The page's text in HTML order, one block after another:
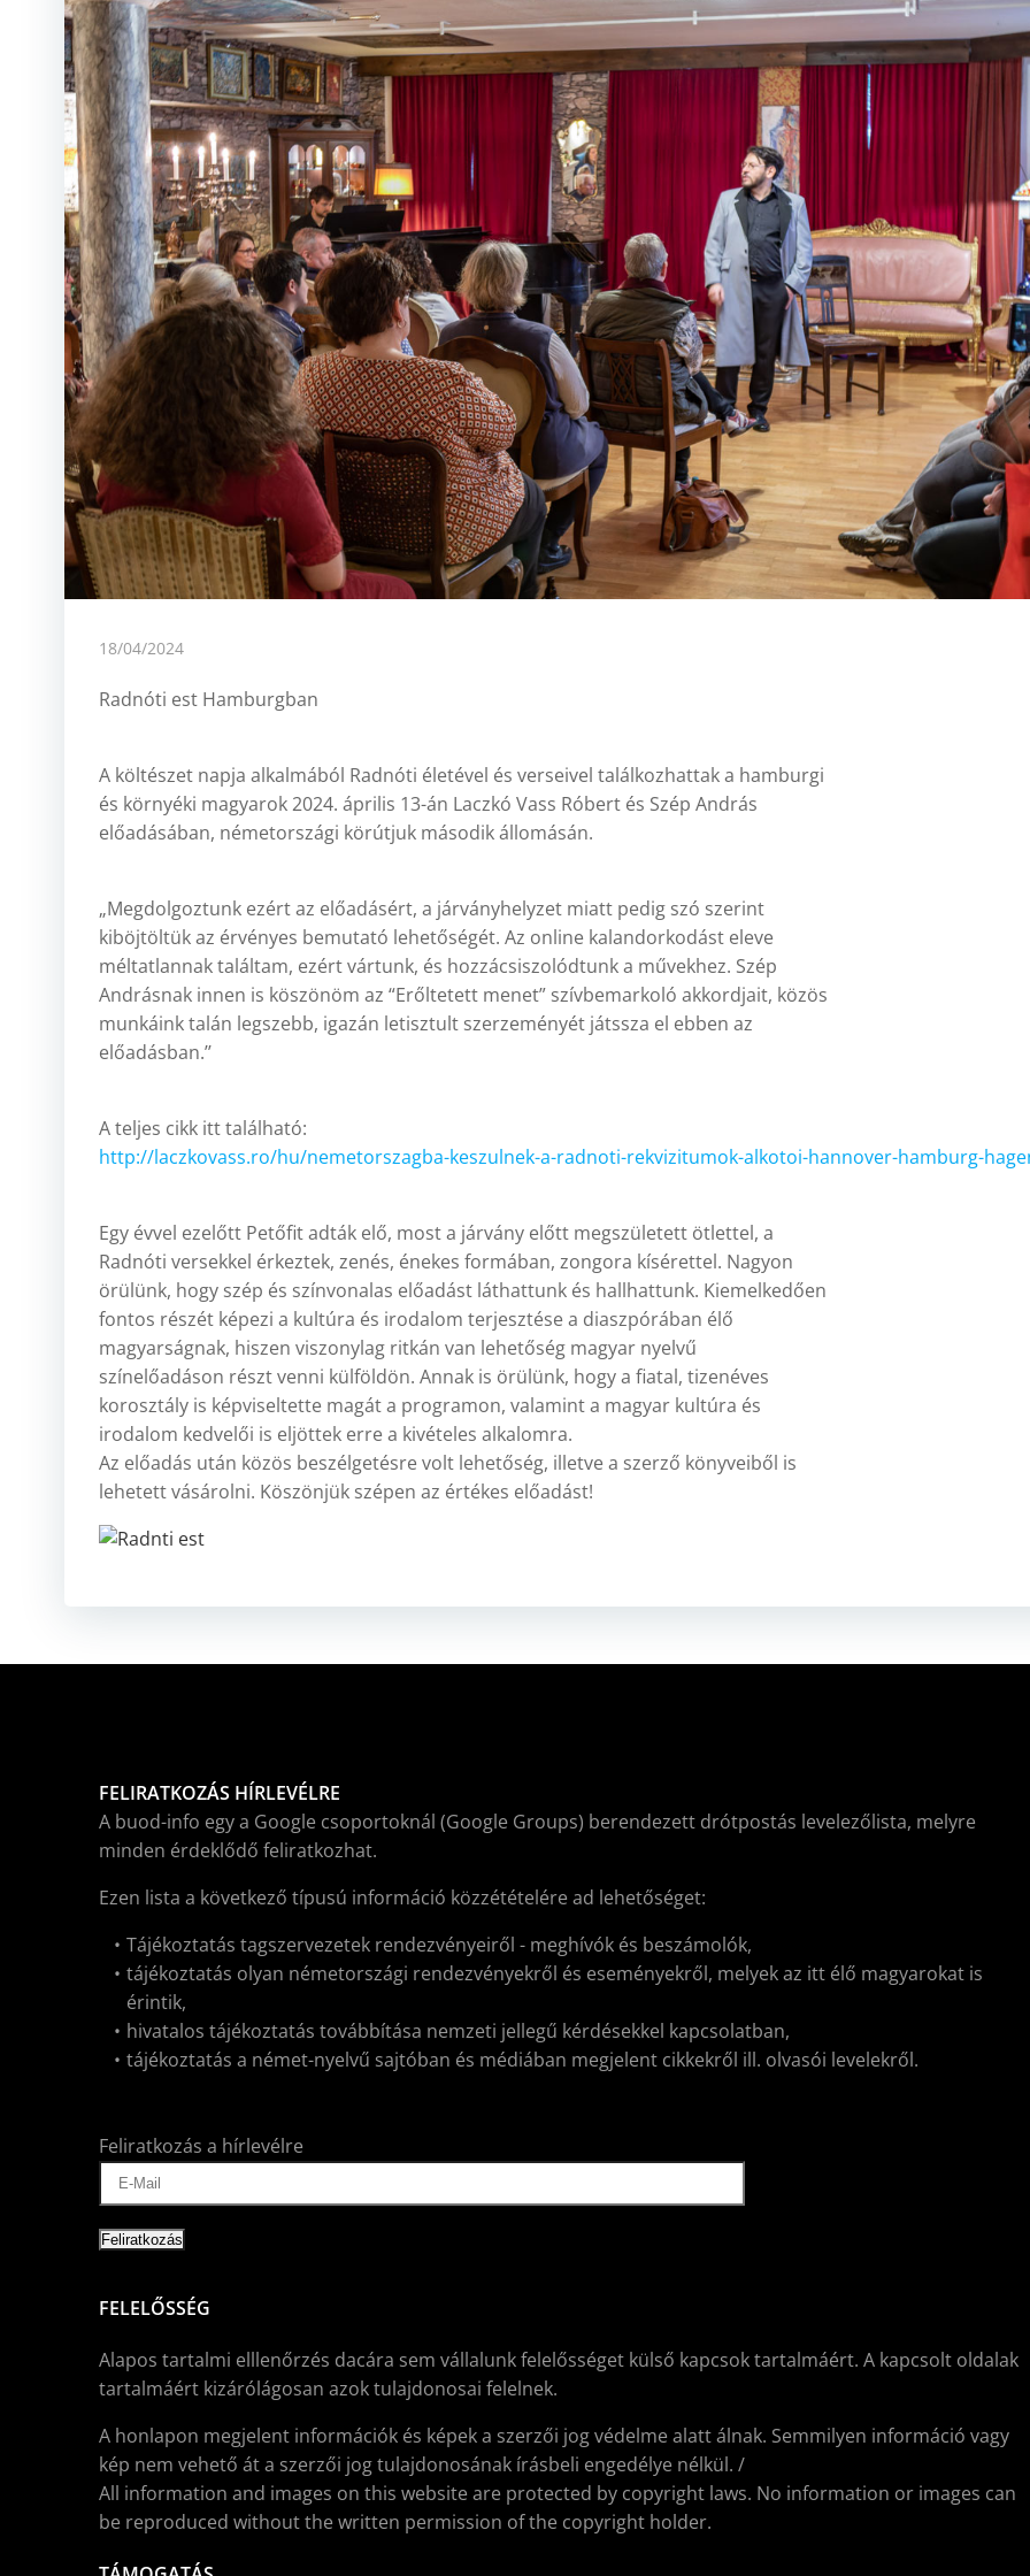
18/04/2024
Radnóti est Hamburgban
A költészet napja alkalmából Radnóti életével és verseivel találkozhattak a hamburgi
és környéki magyarok 2024. április 13-án Laczkó Vass Róbert és Szép András
előadásában, németországi körútjuk második állomásán.
„Megdolgoztunk ezért az előadásért, a járványhelyzet miatt pedig szó szerint
kiböjtöltük az érvényes bemutató lehetőségét. Az online kalandorkodást eleve
méltatlannak találtam, ezért vártunk, és hozzácsiszolódtunk a művekhez. Szép
Andrásnak innen is köszönöm az “Erőltetett menet” szívbemarkoló akkordjait, közös
munkáink talán legszebb, igazán letisztult szerzeményét játssza el ebben az
előadásban.’’
A teljes cikk itt található:
http://laczkovass.ro/hu/nemetorszagba-keszulnek-a-radnoti-rekvizitumok-alkotoi-hannover-hamburg-
Egy évvel ezelőtt Petőfit adták elő, most a járvány előtt megszületett ötlettel, a
Radnóti versekkel érkeztek, zenés, énekes formában, zongora kísérettel. Nagyon
örülünk, hogy szép és színvonalas előadást láthattunk és hallhattunk. Kiemelkedően
fontos részét képezi a kultúra és irodalom terjesztése a diaszpórában élő
magyarságnak, hiszen viszonylag ritkán van lehetőség magyar nyelvű
színelőadáson részt venni külföldön. Annak is örülünk, hogy a fiatal, tizenéves
korosztály is képviseltette magát a programon, valamint a magyar kultúra és
irodalom kedvelői is eljöttek erre a kivételes alkalomra.
Az előadás után közös beszélgetésre volt lehetőség, illetve a szerző könyveiből is
lehetett vásárolni. Köszönjük szépen az értékes előadást!
FELIRATKOZÁS HÍRLEVÉLRE
A buod-info egy a Google csoportoknál (Google Groups) berendezett drótpostás levelezőlista, melyre
minden érdeklődő feliratkozhat.
Ezen lista a következő típusú információ közzétételére ad lehetőséget:
Tájékoztatás tagszervezetek rendezvényeiről - meghívók és beszámolók,
tájékoztatás olyan németországi rendezvényekről és eseményekről, melyek az itt élő magyarokat is
érintik,
hivatalos tájékoztatás továbbítása nemzeti jellegű kérdésekkel kapcsolatban,
tájékoztatás a német-nyelvű sajtóban és médiában megjelent cikkekről ill. olvasói levelekről.
Feliratkozás a hírlevélre
FELELŐSSÉG
Alapos tartalmi elllenőrzés dacára sem vállalunk felelősséget külső kapcsok tartalmáért. A kapcsolt oldalak
tartalmáért kizárólágosan azok tulajdonosai felelnek.
A honlapon megjelent információk és képek a szerzői jog védelme alatt álnak. Semmilyen információ vagy
kép nem vehető át a szerzői jog tulajdonosának írásbeli engedélye nélkül. /
All information and images on this website are protected by copyright laws. No information or images can
be reproduced without the written permission of the copyright holder.